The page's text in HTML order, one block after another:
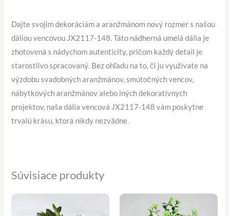
Dajte svojim dekoráciám a aranžmánom nový rozmer s našou
dáliou vencovou JX2117-148. Táto nádherná umelá dália je
zhotovená s nádychom autenticity, pričom každý detail je
starostlivo spracovaný. Bez ohľadu na to, či ju využívate na
výzdobu svadobných aranžmánov, smútočných vencov,
nábytkových aranžmánov alebo iných dekoratívnych
projektov, naša dália vencová JX2117-148 vám poskytne
trvalú krásu, ktorá nikdy nezvädne.
Súvisiace produkty